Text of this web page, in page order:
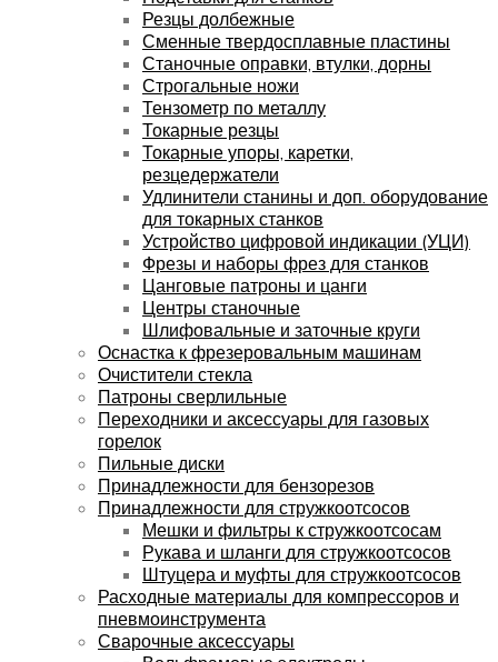
Резцы долбежные
Сменные твердосплавные пластины
Станочные оправки, втулки, дорны
Строгальные ножи
Тензометр по металлу
Токарные резцы
Токарные упоры, каретки,
резцедержатели
Удлинители станины и доп. оборудование
для токарных станков
Устройство цифровой индикации (УЦИ)
Фрезы и наборы фрез для станков
Цанговые патроны и цанги
Центры станочные
Шлифовальные и заточные круги
Оснастка к фрезеровальным машинам
Очистители стекла
Патроны сверлильные
Переходники и аксессуары для газовых
горелок
Пильные диски
Принадлежности для бензорезов
Принадлежности для стружкоотсосов
Мешки и фильтры к стружкоотсосам
Рукава и шланги для стружкоотсосов
Штуцера и муфты для стружкоотсосов
Расходные материалы для компрессоров и
пневмоинструмента
Сварочные аксессуары